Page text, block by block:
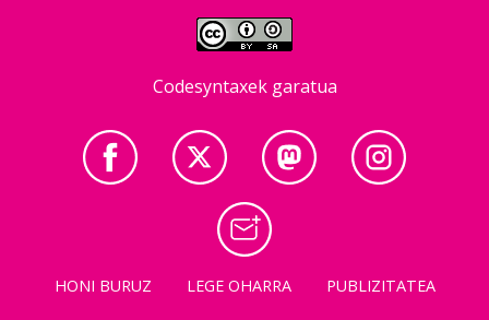
Codesyntaxek garatua
HONI BURUZ LEGE OHARRA
PUBLIZITATEA